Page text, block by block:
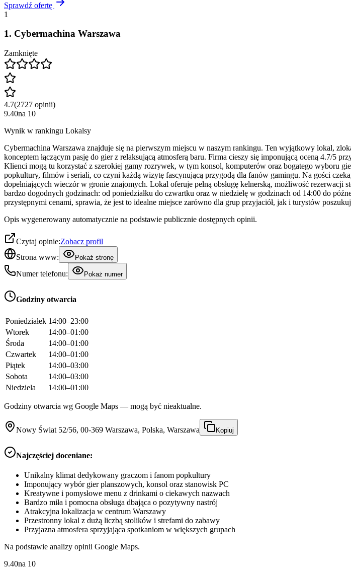
Sprawdź ofertę
1
1. Cybermachina Warszawa
Zamknięte
4.7(2727 opinii)
9.40na 10
Wynik w rankingu Lokalsy
Cybermachina Warszawa znajduje się na pierwszym miejscu w naszym rankingu. Ten wyjątkowy lokal,
konceptem łączącym pasję do gier z relaksującą atmosferą baru. Firma cieszy się imponującą oceną 4.7/5
Klienci mogą tu korzystać z szerokiej gamy rozrywek, w tym konsol, komputerów oraz bogatego wyboru
popkultury, filmów i seriali, co czyni każdą wizytę fascynującą przygodą dla fanów gamingu. Na gości
dopełniających wieczór w gronie znajomych. Lokal oferuje pełną obsługę kelnerską, możliwość
bardzo dogodnych godzinach: od poniedziałku do czwartku oraz w niedzielę w godzinach od 14:00 do
przystępnymi cenami, sprawia, że jest to idealne miejsce zarówno dla grup przyjaciół, jak i turystów
Opis wygenerowany automatycznie na podstawie publicznie dostępnych opinii.
Czytaj opinie:Zobacz profil
Strona www:
Pokaż stronę
Numer telefonu: Pokaż numer
Godziny otwarcia
Poniedziałek 14:00–23:00
Wtorek
14:00–01:00
Środa
14:00–01:00
Czwartek
14:00–01:00
Piątek
14:00–03:00
Sobota
14:00–03:00
Niedziela
14:00–01:00
Godziny otwarcia wg Google Maps — mogą być nieaktualne.
Nowy Świat 52/56, 00-369 Warszawa, Polska, Warszawa Kopiuj
Najczęściej doceniane:
Unikalny klimat dedykowany graczom i fanom popkultury
Imponujący wybór gier planszowych, konsol oraz stanowisk PC
Kreatywne i pomysłowe menu z drinkami o ciekawych nazwach
Bardzo miła i pomocna obsługa dbająca o pozytywny nastrój
Atrakcyjna lokalizacja w centrum Warszawy
Przestronny lokal z dużą liczbą stolików i strefami do zabawy
Przyjazna atmosfera sprzyjająca spotkaniom w większych grupach
Na podstawie analizy opinii Google Maps.
9.40na 10